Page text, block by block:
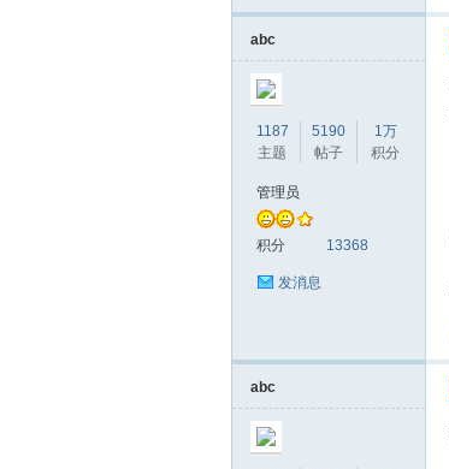
abc
1187
主题
5190
帖子
1万
积分
管理员
积分 13368
发消息
abc